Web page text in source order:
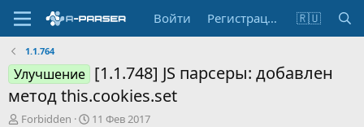
Войти Регистрация 🇷🇺
1.1.764
Улучшение [1.1.748] JS парсеры: добавлен
метод this.cookies.set
А
Forbidden
Д11 Фев 2017